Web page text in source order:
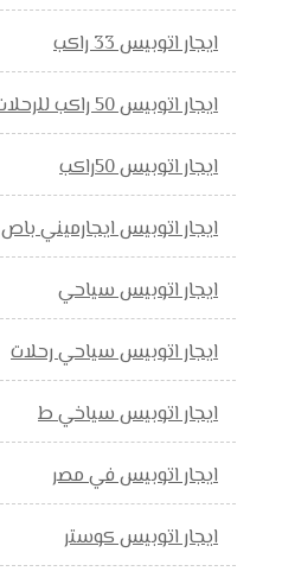
ايجار اتوبيس 33 راكب
ايجار اتوبيس 50 راكب للرحلات
ايجار اتوبيس 50راكب
ايجار اتوبيس ايجارميني باص
ايجار اتوبيس سياحي
ايجار اتوبيس سياحي رحلات
ايجار اتوبيس سياخي ط
ايجار اتوبيس في مصر
ايجار اتوبيس كوستر